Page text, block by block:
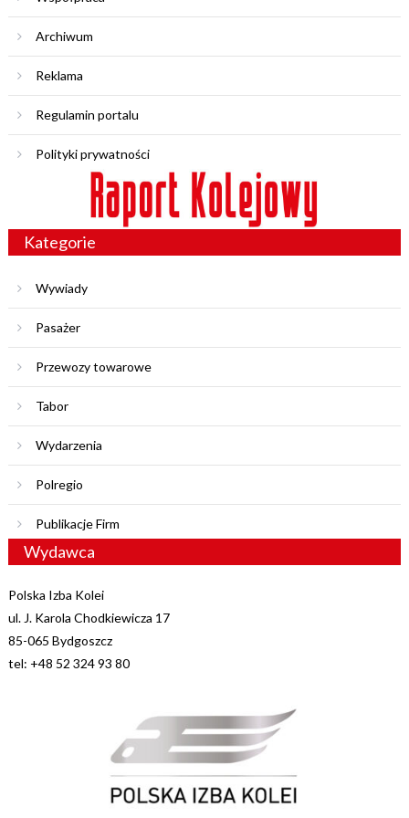
Archiwum
Reklama
Regulamin portalu
Polityki prywatności
Kategorie
Wywiady
Pasażer
Przewozy towarowe
Tabor
Wydarzenia
Polregio
Publikacje Firm
Wydawca
Polska Izba Kolei
ul. J. Karola Chodkiewicza 17
85-065 Bydgoszcz
tel: +48 52 324 93 80